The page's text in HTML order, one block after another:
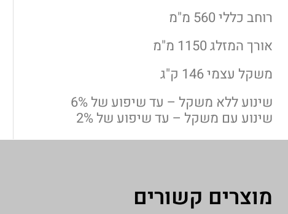
רוחב כללי 560 מ"מ
אורך המזלג 1150 מ"מ
משקל עצמי 146 ק"ג
שינוע ללא משקל – עד שיפוע של 6%
שינוע עם משקל – עד שיפוע של 2%
מוצרים קשורים